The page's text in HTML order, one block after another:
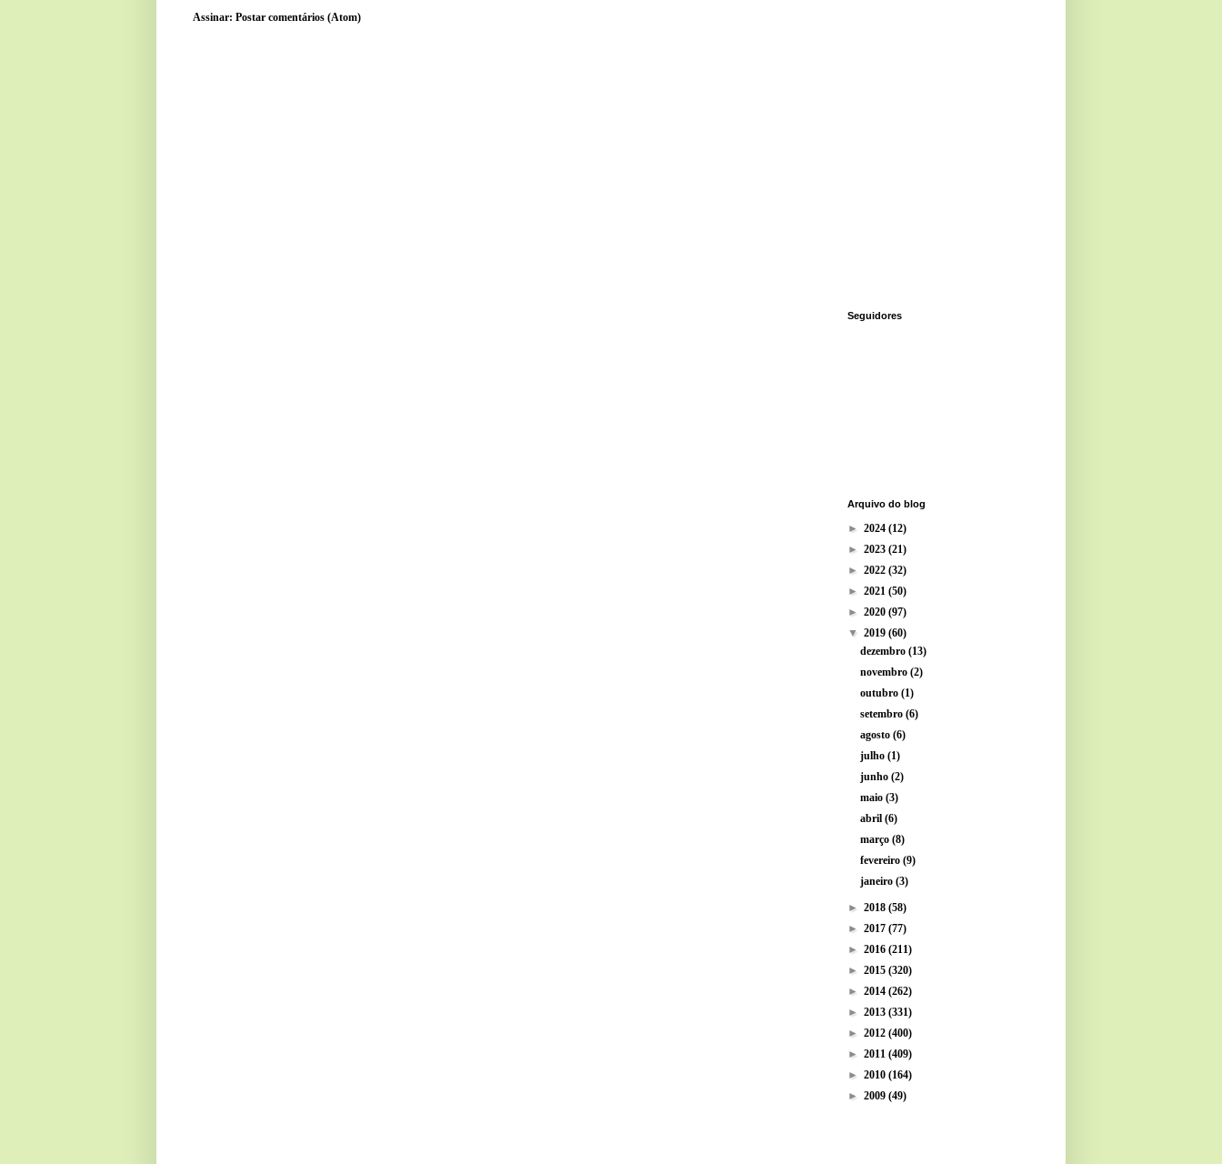
Assinar: Postar comentários (Atom)
Seguidores
Arquivo do blog
► 2024 (12)
► 2023 (21)
► 2022 (32)
► 2021 (50)
► 2020 (97)
▼ 2019 (60)
dezembro(13)
novembro(2)
outubro(1)
setembro(6)
agosto(6)
julho(1)
junho(2)
maio(3)
abril(6)
março(8)
fevereiro(9)
janeiro(3)
► 2018 (58)
► 2017 (77)
► 2016 (211)
► 2015 (320)
► 2014 (262)
► 2013 (331)
► 2012 (400)
► 2011 (409)
► 2010 (164)
► 2009 (49)